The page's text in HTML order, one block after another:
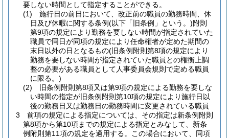
要しない時間として指定することができる。
(1)
施行日の前日において、改正前の職員の勤務時間、休
日及び休暇に関する条例(以下「旧条例」という。)附則
第9項の規定により勤務を要しない時間が指定されていた
職員で同日が同項の規定により任命権者が定めた期間の
末日以外の日となるもの(旧条例附則第8項の規定により
勤務を要しない時間が指定されていた職員との権衡上調
整の必要がある職員として人事委員会規則で定める職員
に限る。)
(2)
旧条例附則第8項又は第9項の規定による勤務を要しな
い時間の指定が旧条例附則第10項の規定により施行日以
後の勤務日又は勤務日の勤務時間に変更されている職員
3
前項の規定による指定については、その指定は新条例附則
第8項から第10項までの規定による指定とみなして、新条
例附則第11項の規定を適用する。
この場合において、同項